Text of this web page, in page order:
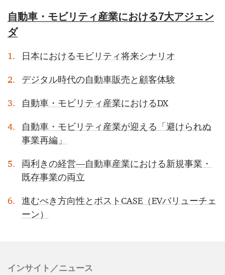
自動車・モビリティ産業における7大アジェン
ダ
日本におけるモビリティ将来シナリオ
デジタル時代の自動車販売と顧客体験
自動車・モビリティ産業におけるDX
自動車・モビリティ産業が迎える「避けられぬ
事業再編」
両利きの経営―自動車産業における新規事業・
既存事業の両立
進むべき方向性とポストCASE（EVバリューチェ
ーン）
インサイト／ニュース